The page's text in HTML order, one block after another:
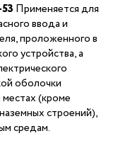
Применяется для
ввода и
проложенного в
устройства, а
оболочки
(кроме
строений),
средам.